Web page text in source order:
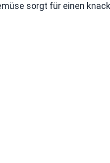
sorgt für einen